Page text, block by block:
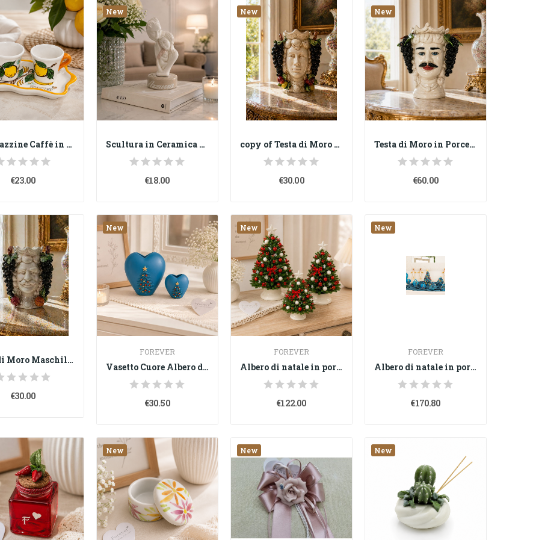
Set 2 Tazzine Caffè in Ceramica Dipinte a Mano...
€23.00
New
Scultura in Ceramica Personalizzabile H 16 cm –...
€18.00
New
copy of Testa di Moro in Porcellana di...
€30.00
New
Testa di Moro in Porcellana di Capodimonte –...
€60.00
Testa di Moro Maschile in Porcellana di...
€30.00
New
FOREVER
Vasetto Cuore Albero di Natale in Porcellana –...
€30.50
New
FOREVER
Albero di natale in porcellana di Capodimonte
€122.00
New
FOREVER
Albero di natale in porcellana di Capodimonte
€170.80
New New New